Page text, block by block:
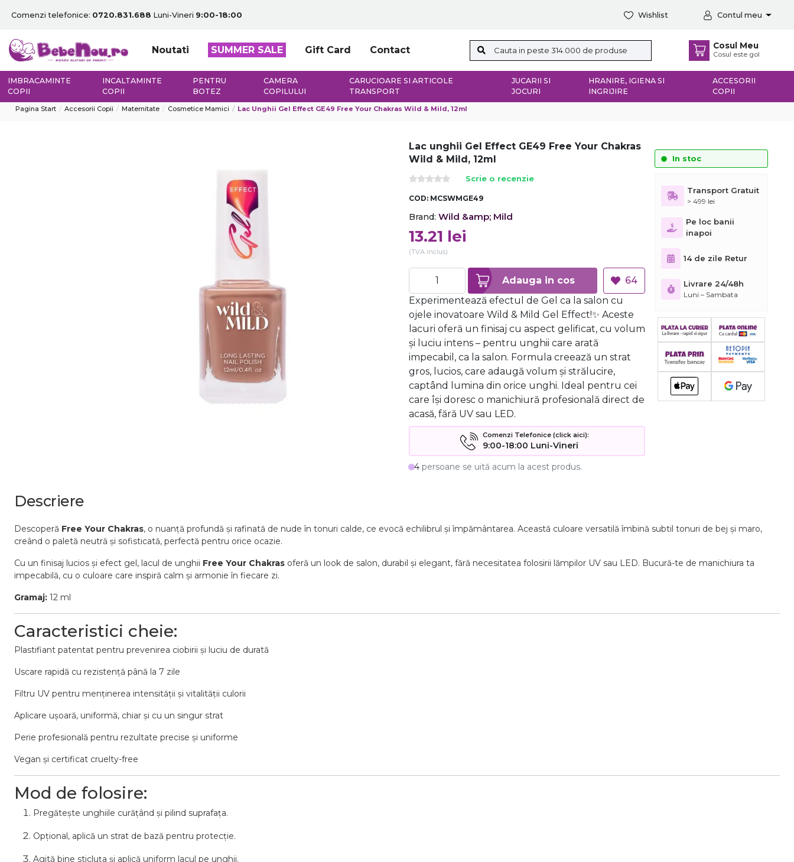
Comenzi telefonice: 0720.831.688 Luni-Vineri 9:00-18:00 Wishlist Contul meu
Noutati SUMMER SALE Gift Card Contact Cosul Meu
Cosul este gol
IMBRACAMINTE
COPII
INCALTAMINTE
COPII
PENTRU
BOTEZ
CAMERA
COPILULUI
CARUCIOARE SI ARTICOLE
TRANSPORT
JUCARII SI
JOCURI
HRANIRE, IGIENA SI
INGRIJIRE
ACCESORII
COPII
Pagina Start Accesorii Copii Maternitate Cosmetice Mamici Lac Unghii Gel Effect GE49 Free Your Chakras Wild & Mild, 12ml
Lac unghii Gel Effect GE49 Free Your Chakras
Wild & Mild, 12ml
Scrie o recenzie
COD: MCSWMGE49
Brand: Wild &amp; Mild
13.21 lei
(TVA inclus)
Adauga in cos
64
Experimentează efectul de Gel ca la salon cu
ojele inovatoare Wild & Mild Gel Effect!✨ Aceste
lacuri oferă un finisaj cu aspect gelificat, cu volum
și luciu intens – pentru unghii care arată
impecabil, ca la salon. Formula creează un strat
gros, lucios, care adaugă volum și strălucire,
captând lumina din orice unghi. Ideal pentru cei
care își doresc o manichiură profesională direct de
acasă, fără UV sau LED.
Comenzi Telefonice (click aici):
9:00-18:00 Luni-Vineri
4 persoane se uită acum la acest produs.
In stoc
Transport Gratuit
> 499 lei
Pe loc banii
inapoi
14 de zile Retur
Livrare 24/48h
Luni – Sambata
Descriere
Descoperă Free Your Chakras, o nuanță profundă și rafinată de nudeîn tonuri calde, ce evocă echilibrul șiîmpământarea. Această culoare versatilăîmbină subtil tonuri de bej și maro,
creând o paletă neutră și sofisticată, perfectă pentru orice ocazie.
Cu un finisaj lucios și efect gel, lacul de unghii Free Your Chakras oferă un look de salon, durabil și elegant, fără necesitatea folosirii lămpilor UV sau LED. Bucură-te de manichiura ta
impecabilă, cu o culoare care inspiră calm și armonieîn fiecare zi.
Gramaj: 12 ml
Caracteristici cheie:
Plastifiant patentat pentru prevenirea ciobirii și luciu de durată
Uscare rapidă cu rezistență până la 7 zile
Filtru UV pentru menținerea intensității și vitalității culorii
Aplicare ușoară, uniformă, chiar și cu un singur strat
Perie profesională pentru rezultate precise și uniforme
Vegan și certificat cruelty-free
Mod de folosire:
Pregătește unghiile curățând și pilind suprafața.
Opțional, aplică un strat de bază pentru protecție.
Agită bine sticluța și aplică uniform lacul pe unghii.